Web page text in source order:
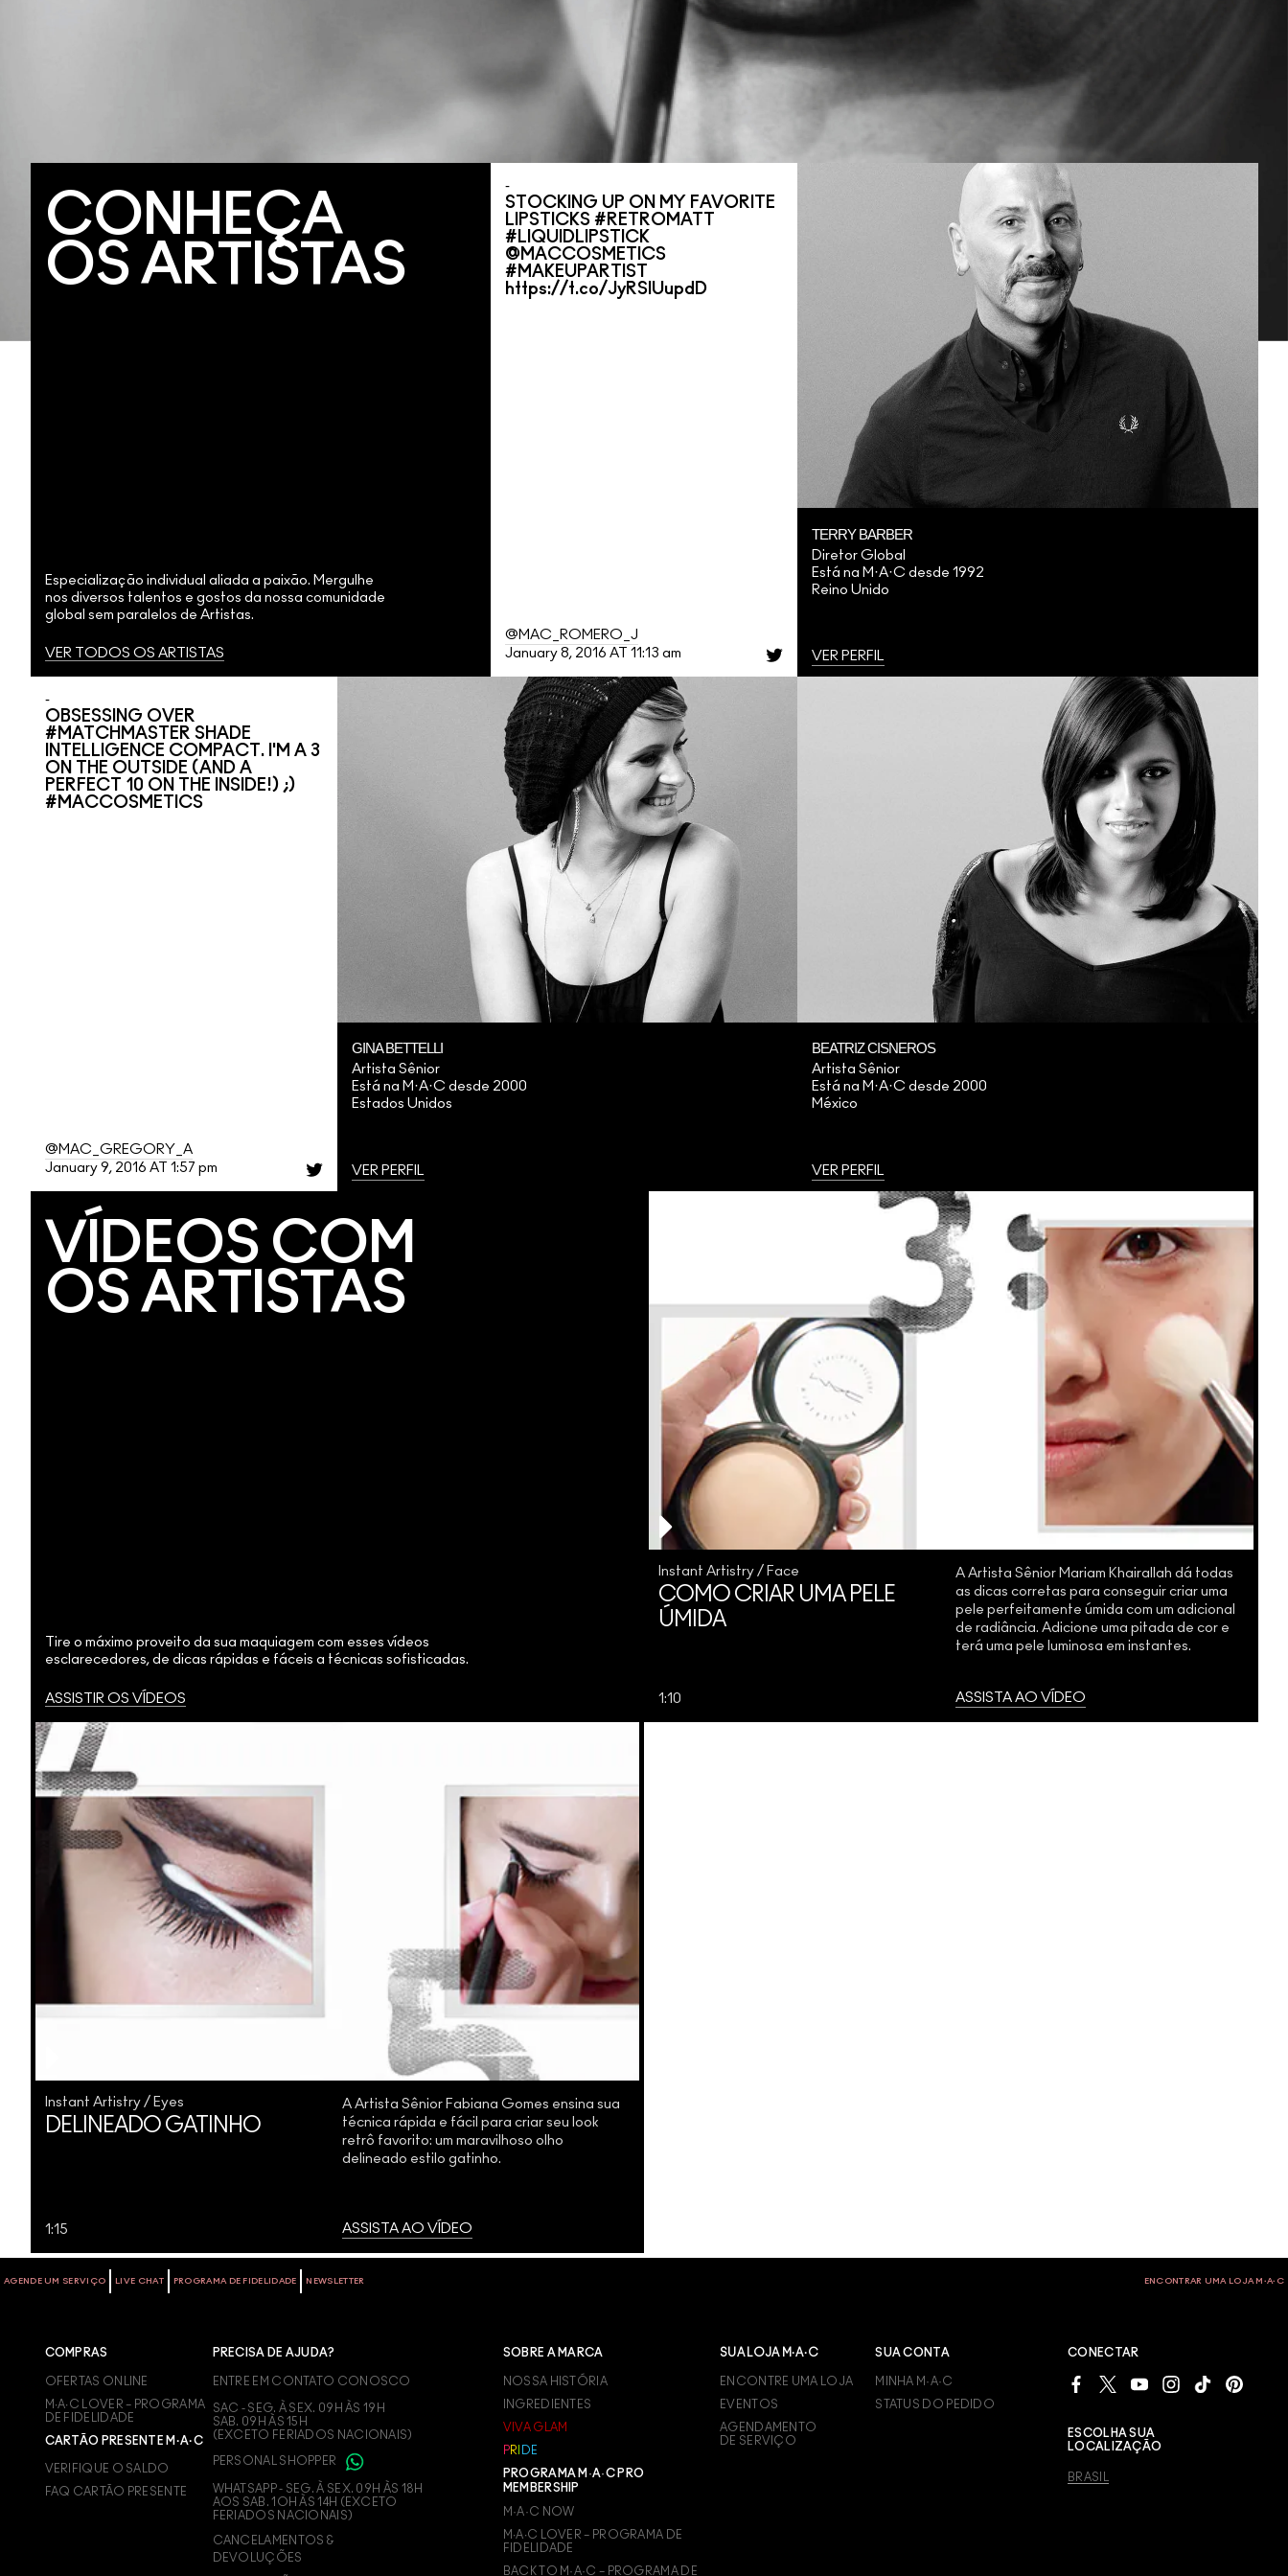
CONHEÇA
OS ARTISTAS
Especialização individual aliada a paixão. Mergulhe
nos diversos talentos e gostos da nossa comunidade
global sem paralelos de Artistas.
VER TODOS OS ARTISTAS
STOCKING UP ON MY FAVORITE
LIPSTICKS #RETROMATT
#LIQUIDLIPSTICK
@MACCOSMETICS
#MAKEUPARTIST
https://t.co/JyRSIUupdD
@MAC_ROMERO_J
January 8, 2016 AT 11:13 am
TERRY BARBER
Diretor Global
Está na M·A·C desde 1992
Reino Unido
VER PERFIL
OBSESSING OVER
#MATCHMASTER SHADE
INTELLIGENCE COMPACT. I'M A 3
ON THE OUTSIDE (AND A
PERFECT 10 ON THE INSIDE!) ;)
#MACCOSMETICS
@MAC_GREGORY_A
January 9, 2016 AT 1:57 pm
GINA BETTELLI
Artista Sênior
Está na M·A·C desde 2000
Estados Unidos
VER PERFIL
BEATRIZ CISNEROS
Artista Sênior
Está na M·A·C desde 2000
México
VER PERFIL
VÍDEOS COM
OS ARTISTAS
Tire o máximo proveito da sua maquiagem com esses vídeos
esclarecedores, de dicas rápidas e fáceis a técnicas sofisticadas.
ASSISTIR OS VÍDEOS
Instant Artistry / Face
COMO CRIAR UMA PELE
ÚMIDA
1:10
A Artista Sênior Mariam Khairallah dá todas
as dicas corretas para conseguir criar uma
pele perfeitamente úmida com um adicional
de radiância. Adicione uma pitada de cor e
terá uma pele luminosa em instantes.
ASSISTA AO VÍDEO
Instant Artistry / Eyes
DELINEADO GATINHO
1:15
A Artista Sênior Fabiana Gomes ensina sua
técnica rápida e fácil para criar seu look
retrô favorito: um maravilhoso olho
delineado estilo gatinho.
ASSISTA AO VÍDEO
AGENDE UM SERVIÇO LIVE CHAT PROGRAMA DE FIDELIDADE NEWSLETTER ENCONTRAR UMA LOJA M∙A∙C
COMPRAS
OFERTAS ONLINE
M∙A∙C LOVER – PROGRAMA
DE FIDELIDADE
CARTÃO PRESENTE M·A·C
VERIFIQUE O SALDO
FAQ CARTÃO PRESENTE
PRECISA DE AJUDA?
ENTRE EM CONTATO CONOSCO
SAC - SEG. À SEX. 09H ÀS 19H
SAB. 09H ÀS 15H
(EXCETO FERIADOS NACIONAIS)
PERSONAL SHOPPER
WHATSAPP - SEG. À SEX. 09H ÀS 18H
AOS SAB. 1OH ÀS 14H (EXCETO
FERIADOS NACIONAIS)
CANCELAMENTOS &
DEVOLUÇÕES
SOBRE A MARCA
NOSSA HISTÓRIA
INGREDIENTES
VIVA GLAM
PR D E
PROGRAMA M·A·C PRO
MEMBERSHIP
M·A·C NOW
M∙A∙C LOVER – PROGRAMA DE
FIDELIDADE
BACK TO M·A·C – PROGRAMA DE
SUA LOJA M·A·C
ENCONTRE UMA LOJA
EVENTOS
AGENDAMENTO
DE SERVIÇO
SUA CONTA
MINHA M·A·C
STATUS DO PEDIDO
CONECTAR
ESCOLHA SUA
LOCALIZAÇÃO
BRASIL